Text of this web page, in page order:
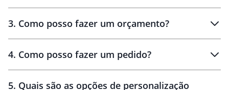
personalizados
3. Como posso fazer um orçamento?
brinde
4. Como posso fazer um pedido?
5. Quais são as opções de personalização